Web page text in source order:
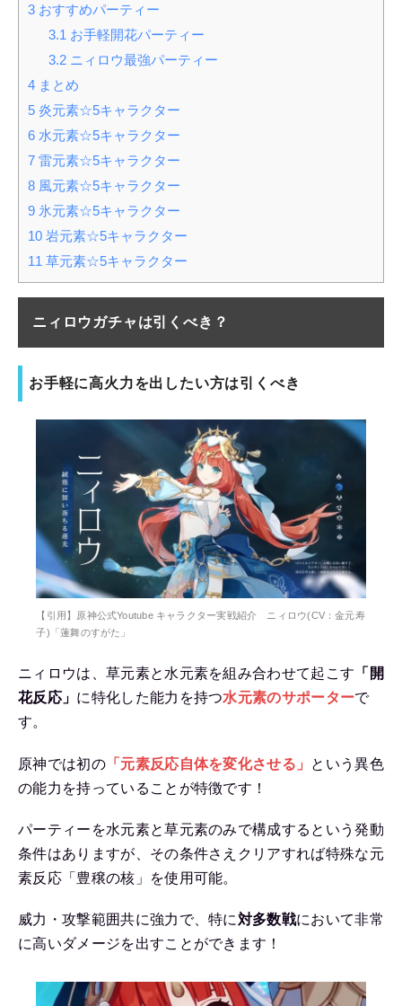
3 おすすめパーティー
3.1 お手軽開花パーティー
3.2ニィロウ最強パーティー
4 まとめ
5 炎元素☆5キャラクター
6 水元素☆5キャラクター
7 雷元素☆5キャラクター
8 風元素☆5キャラクター
9 氷元素☆5キャラクター
10 岩元素☆5キャラクター
11 草元素☆5キャラクター
ニィロウガチャは引くべき？
お手軽に高火力を出したい方は引くべき
【引用】原神公式Youtube キャラクター実戦紹介 ニィロウ(CV：金元寿
子)「蓮舞のすがた」
ニィロウは、草元素と水元素を組み合わせて起こす 「開
花反応」 に特化した能力を持つ水元素のサポーターで
す。
原神では初の「元素反応自体を変化させる」 という異色
の能力を持っていることが特徴です！
パーティーを水元素と草元素のみで構成するという発動
条件はありますが、その条件さえクリアすれば特殊な元
素反応「豊穣の核」を使用可能。
威力・攻撃範囲共に強力で、特に対多数戦において非常
に高いダメージを出すことができます！